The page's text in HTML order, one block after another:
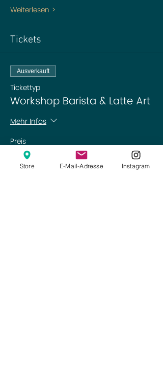
Weiterlesen >
Tickets
Ausverkauft
Tickettyp
Workshop Barista & Latte Art
Mehr Infos
Preis
79,00 €
Store E-Mail-Adresse Instagram